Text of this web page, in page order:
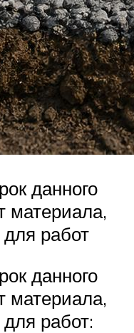
данного
материала,
работ
данного
материала,
работ: